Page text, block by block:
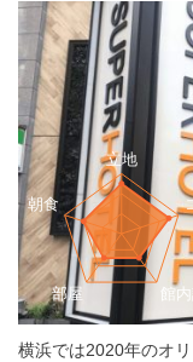
横浜では2020年のオ